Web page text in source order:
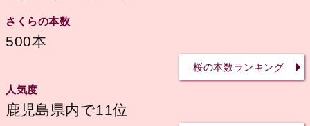
さくらの本数
500本
桜の本数ランキング
人気度
鹿児島県内で11位